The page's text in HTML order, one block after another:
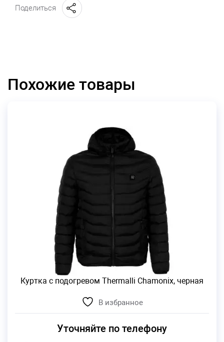
Поделиться
Похожие товары
Куртка с подогревом Thermalli Chamonix, черная
В избранное
Уточняйте по телефону